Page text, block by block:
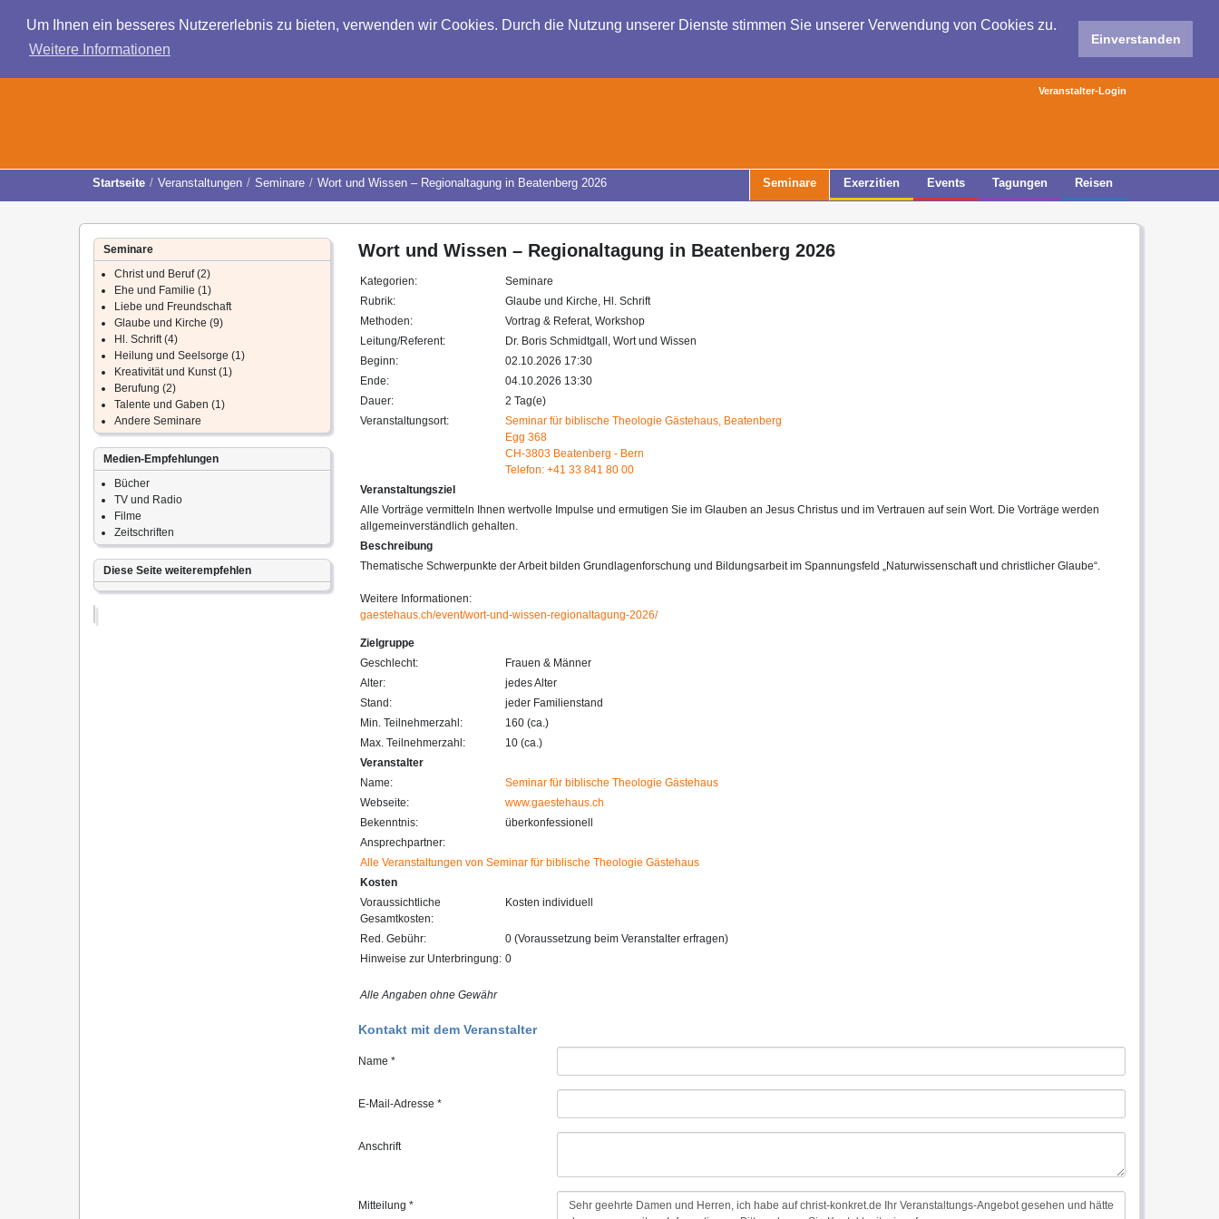
Um Ihnen ein besseres Nutzererlebnis zu bieten, verwenden wir Cookies. Durch die Nutzung unserer Dienste stimmen Sie unserer Verwendung von Cookies zu.
Weitere Informationen
Einverstanden
Veranstalter-Login
Startseite Veranstaltungen Seminare Wort und Wissen – Regionaltagung in Beatenberg 2026 Seminare Exerzitien Events Tagungen Reisen
Wort und Wissen – Regionaltagung in Beatenberg 2026
Kategorien:
Seminare
Rubrik:
Glaube und Kirche, Hl. Schrift
Methoden:
Vortrag & Referat, Workshop
Leitung/Referent:
Dr. Boris Schmidtgall, Wort und Wissen
Beginn:
02.10.2026 17:30
Ende:
04.10.2026 13:30
Dauer:
2 Tag(e)
Veranstaltungsort:
Seminar für biblische Theologie Gästehaus, Beatenberg
Egg 368
CH-3803 Beatenberg - Bern
Telefon: +41 33 841 80 00
Veranstaltungsziel
Alle Vorträge vermitteln Ihnen wertvolle Impulse und ermutigen Sie im Glauben an Jesus Christus und im Vertrauen auf sein Wort. Die Vorträge werden
allgemeinverständlich gehalten.
Beschreibung
Thematische Schwerpunkte der Arbeit bilden Grundlagenforschung und Bildungsarbeit im Spannungsfeld „Naturwissenschaft und christlicher Glaube“.
Weitere Informationen:
gaestehaus.ch/event/wort-und-wissen-regionaltagung-2026/
Zielgruppe
Geschlecht:
Frauen & Männer
Alter:
jedes Alter
Stand:
jeder Familienstand
Min. Teilnehmerzahl:
160 (ca.)
Max. Teilnehmerzahl:
10 (ca.)
Veranstalter
Name:
Seminar für biblische Theologie Gästehaus
Webseite:
www.gaestehaus.ch
Bekenntnis:
überkonfessionell
Ansprechpartner:
Alle Veranstaltungen von Seminar für biblische Theologie Gästehaus
Kosten
Voraussichtliche
Gesamtkosten:
Kosten individuell
Red. Gebühr:
0 (Voraussetzung beim Veranstalter erfragen)
Hinweise zur Unterbringung: 0
Alle Angaben ohne Gewähr
Kontakt mit dem Veranstalter
Name *
E-Mail-Adresse *
Anschrift
Mitteilung *
Seminare
Christ und Beruf (2)
Ehe und Familie (1)
Liebe und Freundschaft
Glaube und Kirche (9)
Hl. Schrift (4)
Heilung und Seelsorge (1)
Kreativität und Kunst (1)
Berufung (2)
Talente und Gaben (1)
Andere Seminare
Medien-Empfehlungen
Bücher
TV und Radio
Filme
Zeitschriften
Diese Seite weiterempfehlen